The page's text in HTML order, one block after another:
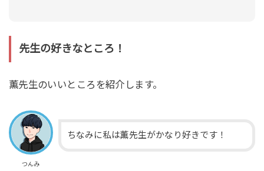
先生の好きなところ！
薫先生のいいところを紹介します。
つんみ
ちなみに私は薫先生がかなり好きです！